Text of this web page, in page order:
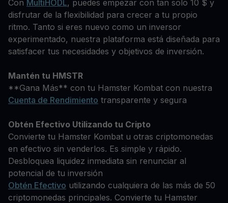
Con MultiHODL, puedes empezar con tan solo 10 $ y
disfrutar de la flexibilidad para crecer a tu propio
ritmo. Tanto si eres nuevo como un inversor
experimentado, nuestra plataforma está diseñada para
satisfacer tus necesidades y objetivos de inversión.
Mantén tu HMSTR
**Gana Más** con tu Hamster Kombat con nuestra
Cuenta de Rendimiento transparente y segura
Obtén Efectivo Utilizando tu Cripto
Convierte tu Hamster Kombat u otras criptomonedas
en efectivo sin venderlos. Es simple y rápido.
Desbloquea liquidez inmediata sin renunciar al
potencial de tu inversión
Obtén Efectivo utilizando cualquiera de las más de 50
criptomonedas principales. Convierte tu Hamster